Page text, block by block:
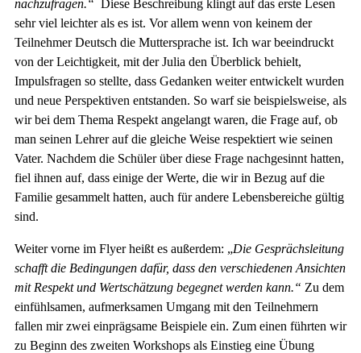
nachzufragen.“
Diese Beschreibung klingt auf das erste Lesen
sehr viel leichter als es ist. Vor allem wenn von keinem der
Teilnehmer Deutsch die Muttersprache ist. Ich war beeindruckt
von der Leichtigkeit, mit der Julia den Überblick behielt,
Impulsfragen so stellte, dass Gedanken weiter entwickelt wurden
und neue Perspektiven entstanden. So warf sie beispielsweise, als
wir bei dem Thema Respekt angelangt waren, die Frage auf, ob
man seinen Lehrer auf die gleiche Weise respektiert wie seinen
Vater. Nachdem die Schüler über diese Frage nachgesinnt hatten,
fiel ihnen auf, dass einige der Werte, die wir in Bezug auf die
Familie gesammelt hatten, auch für andere Lebensbereiche gültig
sind.
Weiter vorne im Flyer heißt es außerdem: „Die Gesprächsleitung
schafft die Bedingungen dafür, dass den verschiedenen Ansichten
mit Respekt und Wertschätzung begegnet werden kann.“ Zu dem
einfühlsamen, aufmerksamen Umgang mit den Teilnehmern
fallen mir zwei einprägsame Beispiele ein. Zum einen führten wir
zu Beginn des zweiten Workshops als Einstieg eine Übung